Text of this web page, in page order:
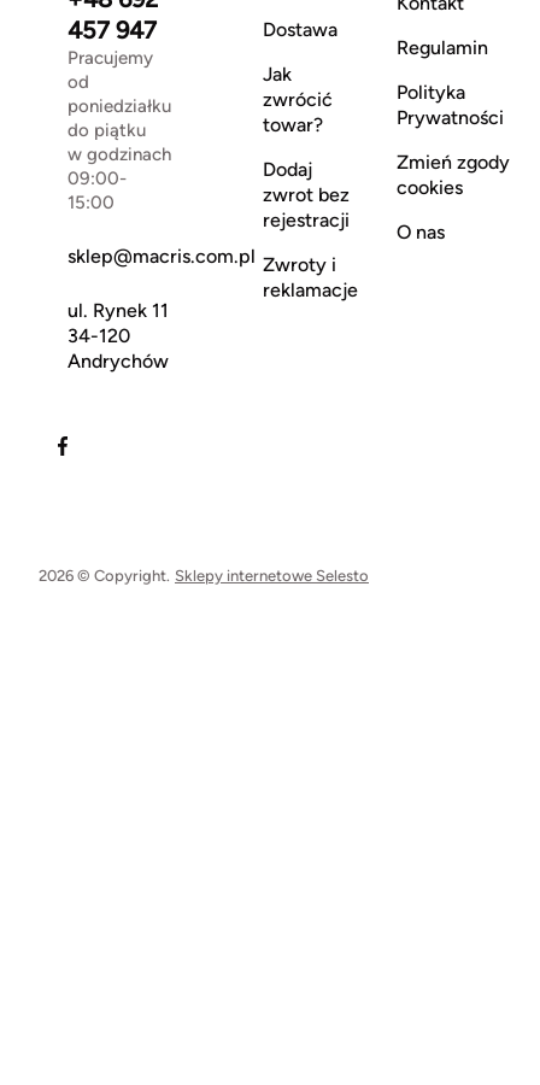
457 947
Pracujemy
od
poniedziałku
do piątku
w godzinach
09:00-
15:00
sklep@macris.com.pl
ul. Rynek 11
34-120
Andrychów
Dostawa
Jak
zwrócić
towar?
Dodaj
zwrot bez
rejestracji
Zwroty i
reklamacje
Regulamin
Polityka
Prywatności
Zmień zgody
cookies
O nas
2026 © Copyright. Sklepy internetowe Selesto